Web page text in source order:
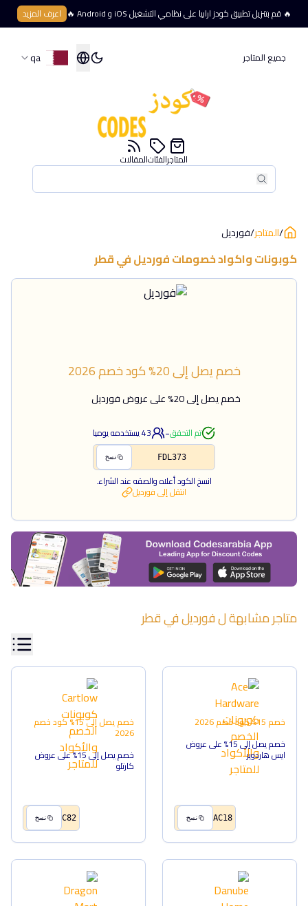
🔥 قم بتنزيل تطبيق كودز ارابيا على نظامي التشغيل iOS و Android 🔥 اعرف المزيد
جميع المتاجر qa
بحث
بحث
المتاجرالفئاتالمقالات
/المتاجر/فورديل
كوبونات واكواد خصوماتفورديلفيقطر
خصم يصل إلى 20% كود خصم2026
خصم يصل إلى 20% على عروض فورديل
تم التحقق-
43يستخدمه يوميا
FDL373 نسخ
انسخ الكود أعلاه والصقه عند الشراء.
انتقل إلىفورديل
متاجر مشابهة لفورديلفيقطر
خصم 15% كود خصم2026
خصم يصل إلى 15% على عروض
ايس هاردوير
AC18 نسخ
خصم يصل إلى 15% كود خصم
2026
خصم يصل إلى 15% على عروض
كارتلو
C82 نسخ